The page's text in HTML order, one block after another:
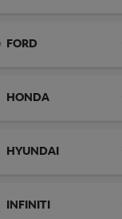
FORD
HONDA
HYUNDAI
INFINITI